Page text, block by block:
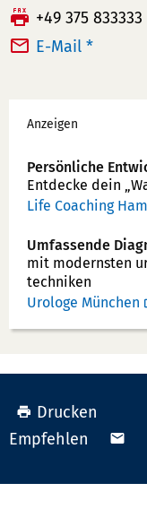
e
l
n
u
m
e
r:
F
a
+49 375 833333
E-Mail *
Werbung
Anzeigen
Persönliche
Entdecke dein
Life Coaching
Umfassende
mit modernsten
techniken
Urologe München
Drucken
Empfehlen